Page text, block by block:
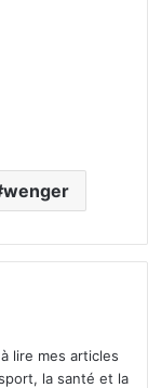
wenger
lire mes articles
la santé et la